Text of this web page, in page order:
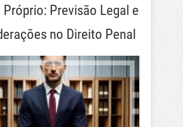
Próprio: Previsão Legal e
no Direito Penal